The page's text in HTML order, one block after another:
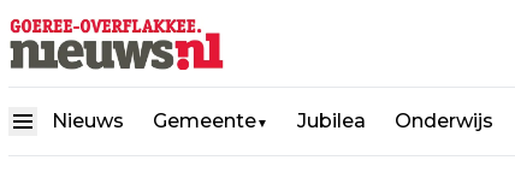
Nieuws Gemeente▼ Jubilea Onderwijs